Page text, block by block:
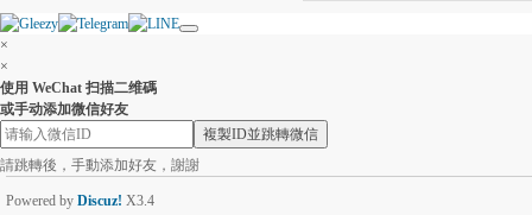
×
×
使用 WeChat 扫描二维碼
或手动添加微信好友
複製ID並跳轉微信
請跳轉後，手動添加好友，謝謝
Powered by Discuz! X3.4